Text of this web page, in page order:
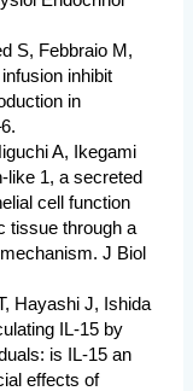
S, Febbraio M,
inhibit
in
A, Ikegami
like 1, a secreted
cell function
tissue through a
J Biol
Hayashi J, Ishida
IL-15 by
is IL-15 an
effects of